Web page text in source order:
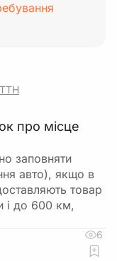
про місце
заповняти
авто), якщо в
товар
і до 600 км,
6